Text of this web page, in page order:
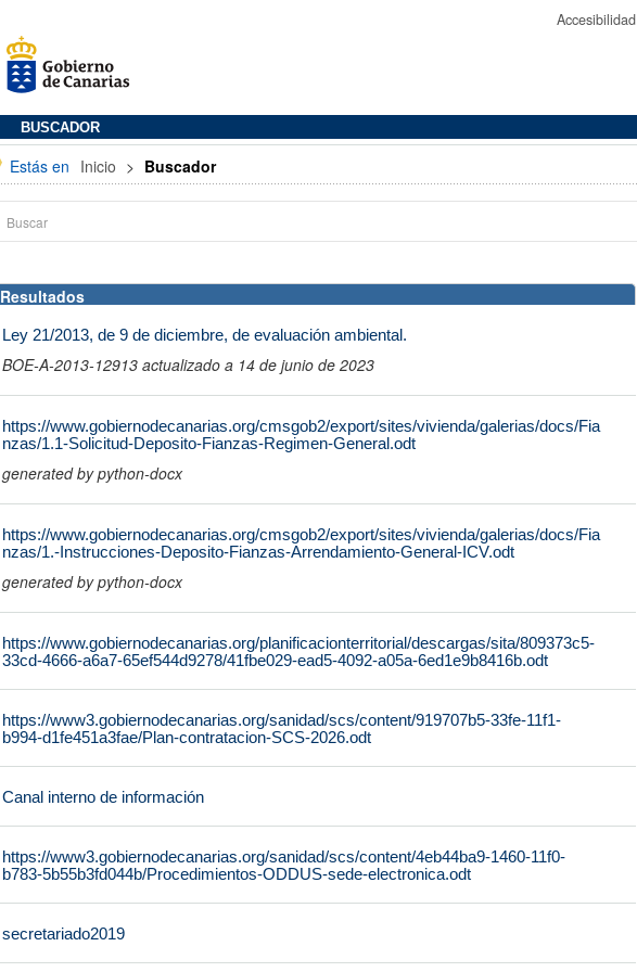
Accesibilidad
BUSCADOR
Estás en Inicio > Buscador
Resultados
Ley 21/2013, de 9 de diciembre, de evaluación ambiental.
BOE-A-2013-12913 actualizado a 14 de junio de 2023
https://www.gobiernodecanarias.org/cmsgob2/export/sites/vivienda/galerias/docs/Fia
nzas/1.1-Solicitud-Deposito-Fianzas-Regimen-General.odt
generated by python-docx
https://www.gobiernodecanarias.org/cmsgob2/export/sites/vivienda/galerias/docs/Fia
nzas/1.-Instrucciones-Deposito-Fianzas-Arrendamiento-General-ICV.odt
generated by python-docx
https://www.gobiernodecanarias.org/planificacionterritorial/descargas/sita/809373c5-
33cd-4666-a6a7-65ef544d9278/41fbe029-ead5-4092-a05a-6ed1e9b8416b.odt
https://www3.gobiernodecanarias.org/sanidad/scs/content/919707b5-33fe-11f1-
b994-d1fe451a3fae/Plan-contratacion-SCS-2026.odt
Canal interno de información
https://www3.gobiernodecanarias.org/sanidad/scs/content/4eb44ba9-1460-11f0-
b783-5b55b3fd044b/Procedimientos-ODDUS-sede-electronica.odt
secretariado2019